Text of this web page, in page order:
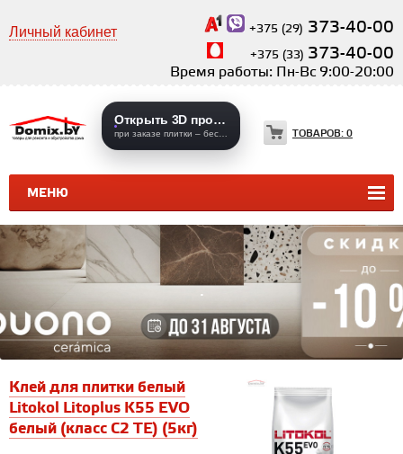
Личный кабинет +375 (29) 373-40-00
+375 (33) 373-40-00
Время работы: Пн-Вс 9:00-20:00
МЕНЮ
Открыть 3D проекты
ТОВАРОВ: 0
КЕРАМИЧЕСКАЯ ПЛИТКА
.
Клей для плитки белый
Litokol Litoplus K55 EVO
белый (класс С2 TЕ) (5кг)